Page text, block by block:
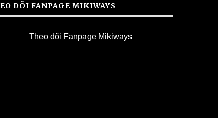
DÕI FANPAGE MIKIWAYS
Theo dõi Fanpage Mikiways